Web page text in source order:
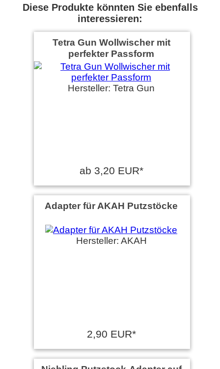
Diese Produkte könnten Sie ebenfalls
interessieren:
Tetra Gun Wollwischer mit
perfekter Passform
Hersteller: Tetra Gun
ab 3,20 EUR*
Adapter für AKAH Putzstöcke
Hersteller: AKAH
2,90 EUR*